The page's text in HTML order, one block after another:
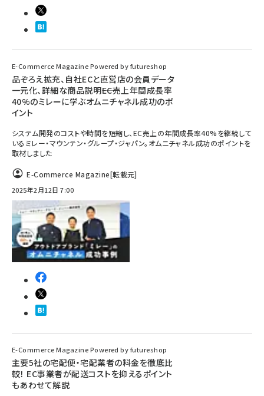
E-Commerce Magazine Powered by futureshop
品ぞろえ拡充、自社ECと直営店の会員データ
一元化、詳細な商品説明――EC売上年間成長率
40%のミレーに学ぶオムニチャネル成功のポ
イント
システム開発のコストや時間を短縮し、EC売上の年間成長率40%を継続して
いるミレー・マウンテン・グループ・ジャパン。オムニチャネル成功のポイントを
取材しました
E-Commerce Magazine[転載元]
2025年2月12日 7:00
E-Commerce Magazine Powered by futureshop
主要5社の宅配便・宅配業者の料金を徹底比
較！ EC事業者が配送コストを抑えるポイント
もあわせて解説